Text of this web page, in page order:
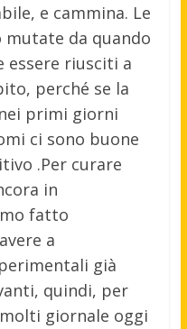
e cammina. Le
mutate da quando
essere riusciti a
perché se la
primi giorni
ci sono buone
.Per curare
in
fatto
a
già
quindi, per
giornale oggi